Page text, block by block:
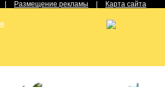
Размещение рекламы Карта сайта